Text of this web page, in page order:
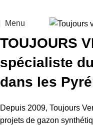
Menu
TOUJOURS
spécialiste
dans les
Depuis 2009, Toujours
projets de gazon